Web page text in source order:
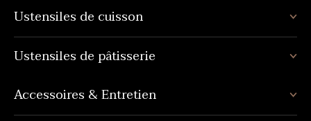
Ustensiles de cuisson
Ustensiles de pâtisserie
Accessoires & Entretien